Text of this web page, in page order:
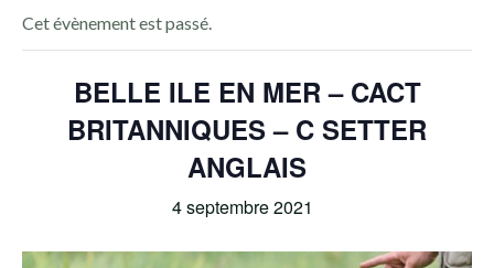
Cet évènement est passé.
BELLE ILE EN MER – CACT
BRITANNIQUES – C SETTER
ANGLAIS
4 septembre 2021